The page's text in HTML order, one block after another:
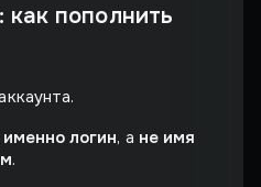
как пополнить
именно логин, а не имя
.